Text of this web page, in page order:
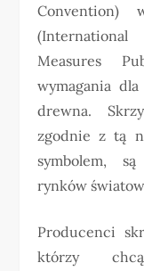
Convention)
Measures
wymagania
drewna.
zgodnie z tą
symbolem,
rynków
Producenci
którzy